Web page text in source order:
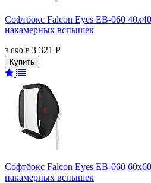
Софтбокс Falcon Eyes EB-060
накамерных вспышек
3 690 Р 3 321 Р
Софтбокс Falcon Eyes EB-060
накамерных вспышек